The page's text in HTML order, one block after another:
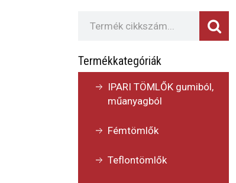
Termékkategóriák
IPARI TÖMLŐK gumiból,
műanyagból
Fémtömlők
Teflontömlők